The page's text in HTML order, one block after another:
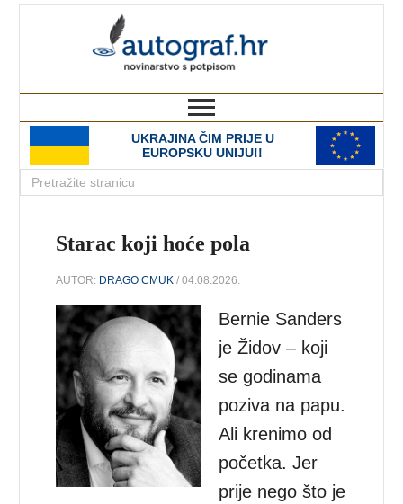
UKRAJINA ČIM PRIJE U
EUROPSKU UNIJU!!
Starac koji hoće pola
AUTOR: DRAGO CMUK / 04.08.2026.
Bernie Sanders
je Židov – koji
se godinama
poziva na papu.
Ali krenimo od
početka. Jer
prije nego što je